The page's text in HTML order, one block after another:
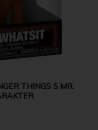
THINGS 5 MR.